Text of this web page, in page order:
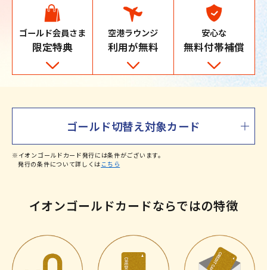
ゴールド会員さま
限定特典
空港ラウンジ
利用が無料
安心な
無料付帯補償
ゴールド切替え対象カード
※イオンゴールドカード発行には条件がございます。
発行の条件について詳しくは こちら
イオンゴールドカードならではの特徴